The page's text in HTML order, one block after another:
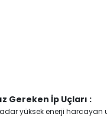
Gereken İp Uçları :
yüksek enerji